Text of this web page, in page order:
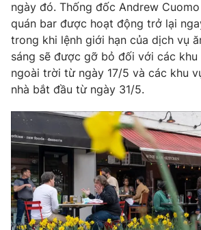
Nhân vật
Khán giả
Giải sao mai
Âm nhạc
Sao
Đời sống
Du lịch
Làm đẹp
Chất lượng cuộc sống
Giáo dục
Tuyển sinh
Công nghệ
Hitech Công nghệ tương lai
Sản phẩm
Thị trường
Tư vấn
Giao lưu trực tuyến
Lịch phát sóng
Chuyên mục khác
ngày đó. Thống đốc Andrew
quán bar được hoạt động trở lại
trong khi lệnh giới hạn của dịch vụ
sáng sẽ được gỡ bỏ đối với các
ngoài trời từ ngày 17/5 và các khu
nhà bắt đầu từ ngày 31/5.